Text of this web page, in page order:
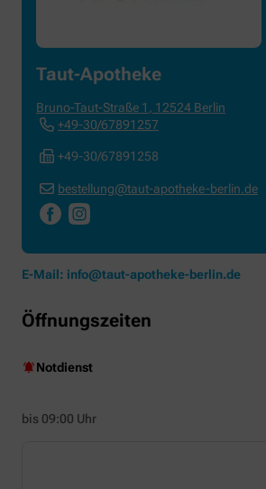
Taut-Apotheke
Bruno-Taut-Straße 1 , 12524 Berlin
+49-30/67891257
+49-30/67891258
bestellung@taut-apotheke-berlin.de
E-Mail: info@taut-apotheke-berlin.de
Öffnungszeiten
Notdienst
bis 09:00 Uhr